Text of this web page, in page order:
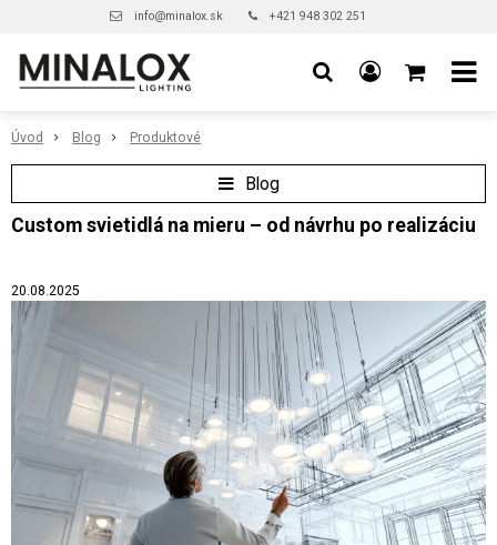
info@minalox.sk +421 948 302 251
Úvod Blog Produktové
Blog
Custom svietidlá na mieru – od návrhu po realizáciu
20.08.2025